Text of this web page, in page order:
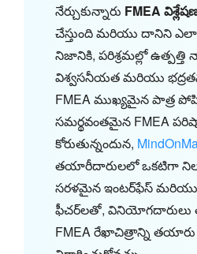
నేర్చుకున్నారు FMEA
చేస్తుంది మరియు దానిని
నిజానికి, పరిశ్రమల్లో ఉత్పత్తి
విశ్వసనీయత మరియు
FMEA ముఖ్యమైన పాత్ర
సమర్థవంతమైన FMEA
కోరుతున్నందున,
తయారీదారులలో ఒకటిగా
సరళమైన ఇంటర్‌ఫేస్ మరియు
ఫీచర్‌లతో, వినియోగదారులు
FMEA రేఖాచిత్రాన్ని